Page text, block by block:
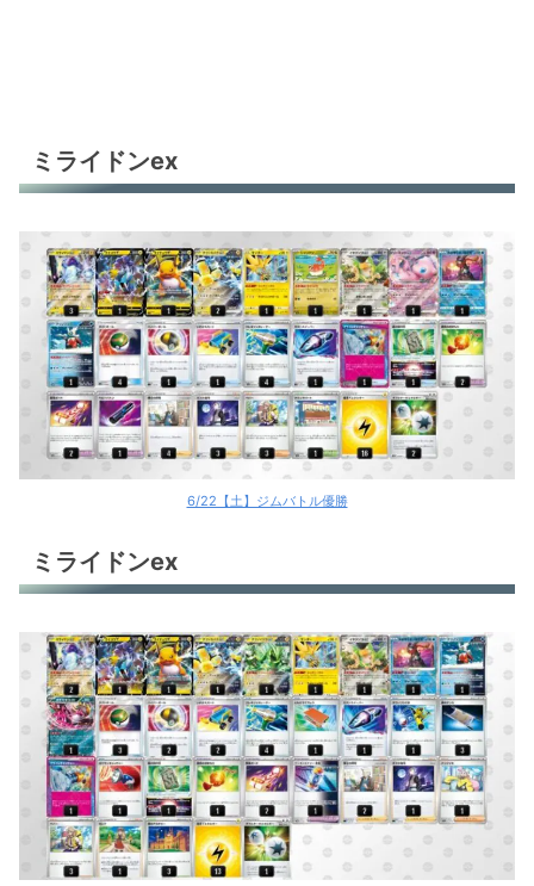
ゲッコウガex
サーフゴーex
サーフゴーex
サーフゴーex
ロストバレット
ロストバレット
ロストバレット
トドロクツキex
古代バレット
ロストギラティナ
オリジンディアルガV
イダイナキバLO
イダイナキバLO
ミライドンex
6/22【土】ジムバトル優勝
ミライドンex